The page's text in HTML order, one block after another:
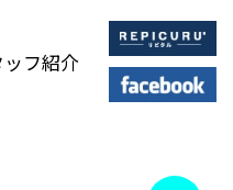
ッフ紹介